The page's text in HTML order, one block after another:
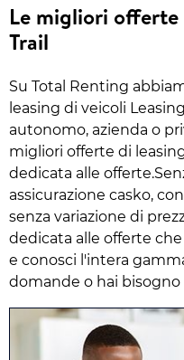
Le migliori offerte
Trail
Su Total Renting
leasing di veicoli
autonomo, azienda o
migliori offerte di
dedicata alle
assicurazione casko,
senza variazione di
dedicata alle offerte
e conosci l'intera
domande o hai